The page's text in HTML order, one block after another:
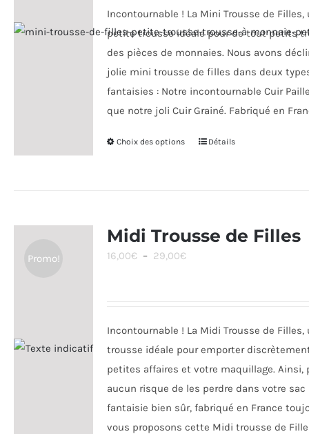
choisies
sur
page
produit
à
25,00€
Incontournable ! La Mini Trousse de
petite trousse idéale pour de tout petits
des pièces de monnaies. Nous avons
jolie mini trousse de filles dans deux
fantaisies : Notre incontournable Cuir
que notre joli Cuir Grainé. Fabriqué en
Choix des options
Ce
Les
sur
la
page
du
produit
Détails
Promo!
Midi Trousse de Filles
16,00€ – 29,00€Plage
à
29,00€
Incontournable ! La Midi Trousse de
trousse idéale pour emporter
petites affaires et votre maquillage. Ainsi,
aucun risque de les perdre dans votre sac
fantaisie bien sûr, fabriqué en France
vous proposons cette Midi trousse de